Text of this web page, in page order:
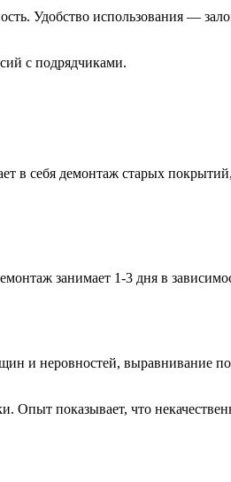
Удобство использования —
с подрядчиками.
в себя демонтаж старых
занимает 1-3 дня в
и неровностей, выравнивание
Опыт показывает, что